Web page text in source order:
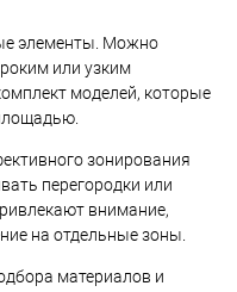
элементы. Можно
или узким
моделей, которые
зонирования
перегородки или
внимание,
на отдельные зоны.
материалов и